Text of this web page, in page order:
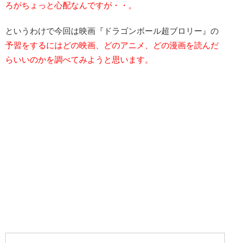
ろがちょっと心配なんですが・・。
というわけで今回は映画『ドラゴンボール超ブロリー』の
予習をするにはどの映画、どのアニメ、どの漫画を読んだ
らいいのかを調べてみようと思います。